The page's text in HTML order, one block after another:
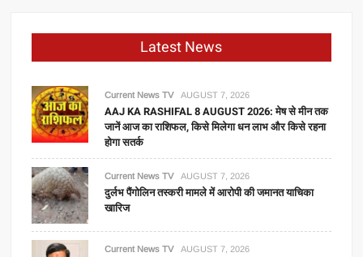
अब
आसानी
दौड़ेंगी
एथेनॉल
पर,
किट
Latest News
Current News TV AUGUST 7, 2026
AAJ KA RASHIFAL 8 AUGUST 2026: मेष से मीन तक
जानें आज का राशिफल, किसे मिलेगा धन लाभ और किसे रहना
होगा सतर्क
Current News TV AUGUST 7, 2026
दुर्लभ पैंगोलिन तस्करी मामले में आरोपी की जमानत याचिका
खारिज
Current News TV AUGUST 7, 2026